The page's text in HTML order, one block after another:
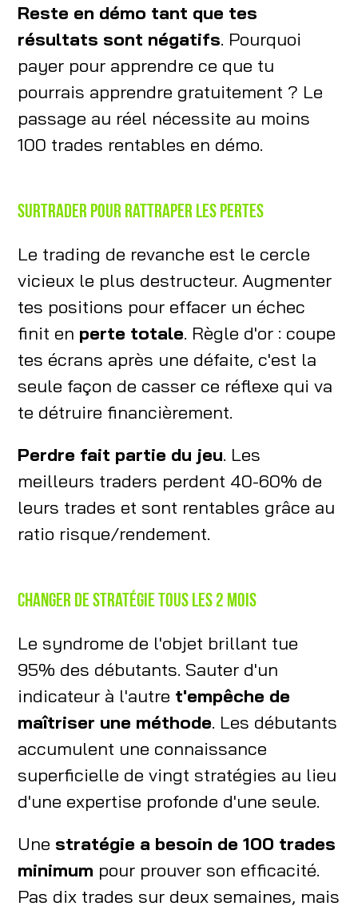
Reste en démo tant que tes
résultats sont négatifs. Pourquoi
payer pour apprendre ce que tu
pourrais apprendre gratuitement ? Le
passage au réel nécessite au moins
100 trades rentables en démo.
Surtrader pour rattraper les pertes
Le trading de revanche est le cercle
vicieux le plus destructeur. Augmenter
tes positions pour effacer un échec
finit en perte totale. Règle d'or : coupe
tes écrans après une défaite, c'est la
seule façon de casser ce réflexe qui va
te détruire financièrement.
Perdre fait partie du jeu. Les
meilleurs traders perdent 40-60% de
leurs trades et sont rentables grâce au
ratio risque/rendement.
Changer de stratégie tous les 2 mois
Le syndrome de l'objet brillant tue
95% des débutants. Sauter d'un
indicateur à l'autre t'empêche de
maîtriser une méthode. Les débutants
accumulent une connaissance
superficielle de vingt stratégies au lieu
d'une expertise profonde d'une seule.
Une stratégie a besoin de 100 trades
minimum pour prouver son efficacité.
Pas dix trades sur deux semaines, mais